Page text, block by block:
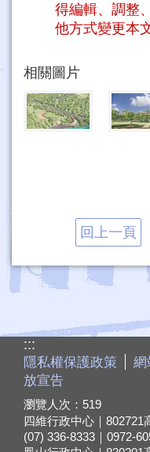
得編輯、調整
他方式變更本
相關圖片
回上一頁
:::
隱私權保護政策 網
放宣告
瀏覽人次： 519
四維行政中心｜802721
(07) 336-8333｜0972-